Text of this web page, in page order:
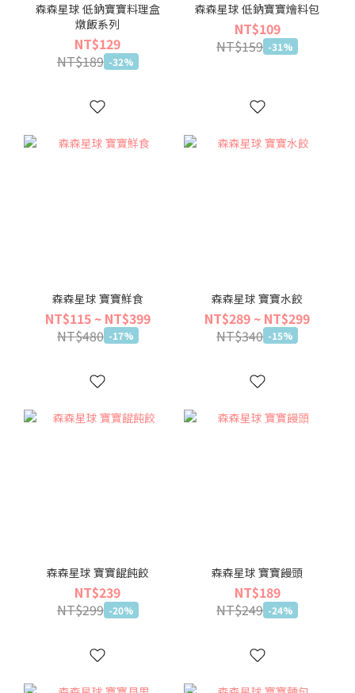
森森星球 低鈉寶寶料理盒
燉飯系列
NT$129
NT$189 -32%
森森星球 低鈉寶寶燴料包
NT$109
NT$159 -31%
森森星球 寶寶鮮食
NT$115 ~ NT$399
NT$480 -17%
森森星球 寶寶水餃
NT$289 ~ NT$299
NT$340 -15%
森森星球 寶寶餛飩餃
NT$239
NT$299 -20%
森森星球 寶寶饅頭
NT$189
NT$249 -24%